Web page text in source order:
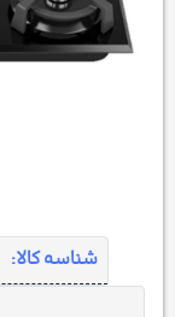
شناسه کالا: